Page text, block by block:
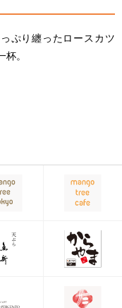
ぷり纏ったロースカツ
。